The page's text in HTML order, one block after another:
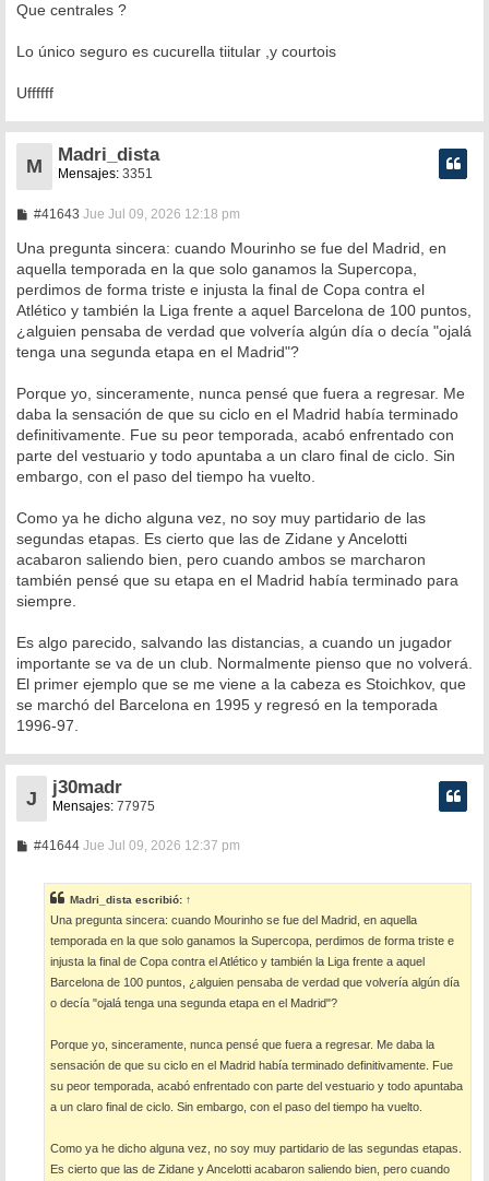
Que centrales ?
Lo único seguro es cucurella tiitular ,y courtois
Uffffff
M
Madri_dista
Mensajes: 3351
#41643M
n
s
a
j
e
Jue Jul 09, 2026 12:18 pm
Una pregunta sincera: cuando Mourinho se fue del Madrid, en
aquella temporada en la que solo ganamos la Supercopa,
perdimos de forma triste e injusta la final de Copa contra el
Atlético y también la Liga frente a aquel Barcelona de 100 puntos,
¿alguien pensaba de verdad que volvería algún día o decía "ojalá
tenga una segunda etapa en el Madrid"?
Porque yo, sinceramente, nunca pensé que fuera a regresar. Me
daba la sensación de que su ciclo en el Madrid había terminado
definitivamente. Fue su peor temporada, acabó enfrentado con
parte del vestuario y todo apuntaba a un claro final de ciclo. Sin
embargo, con el paso del tiempo ha vuelto.
Como ya he dicho alguna vez, no soy muy partidario de las
segundas etapas. Es cierto que las de Zidane y Ancelotti
acabaron saliendo bien, pero cuando ambos se marcharon
también pensé que su etapa en el Madrid había terminado para
siempre.
Es algo parecido, salvando las distancias, a cuando un jugador
importante se va de un club. Normalmente pienso que no volverá.
El primer ejemplo que se me viene a la cabeza es Stoichkov, que
se marchó del Barcelona en 1995 y regresó en la temporada
1996-97.
J
j30madr
Mensajes: 77975
#41644M
a
j
e
Jue Jul 09, 2026 12:37 pm
Madri_dista escribió: ↑
Una pregunta sincera: cuando Mourinho se fue del Madrid, en aquella
temporada en la que solo ganamos la Supercopa, perdimos de forma triste e
injusta la final de Copa contra el Atlético y también la Liga frente a aquel
Barcelona de 100 puntos, ¿alguien pensaba de verdad que volvería algún día
o decía "ojalá tenga una segunda etapa en el Madrid"?
Porque yo, sinceramente, nunca pensé que fuera a regresar. Me daba la
sensación de que su ciclo en el Madrid había terminado definitivamente. Fue
su peor temporada, acabó enfrentado con parte del vestuario y todo apuntaba
a un claro final de ciclo. Sin embargo, con el paso del tiempo ha vuelto.
Como ya he dicho alguna vez, no soy muy partidario de las segundas etapas.
Es cierto que las de Zidane y Ancelotti acabaron saliendo bien, pero cuando